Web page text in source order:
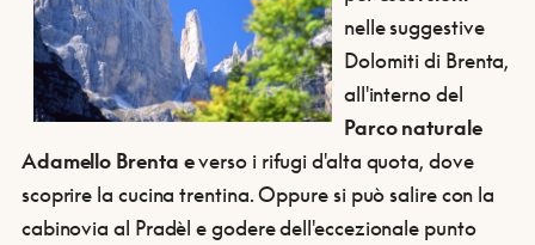
nelle suggestive
Dolomiti di Brenta,
all'interno del
Parco naturale
Adamello Brenta everso i rifugi d'alta quota, dove
scoprire la cucina trentina. Oppure si può salire con la
cabinovia al Pradèl e godere dell'eccezionale punto